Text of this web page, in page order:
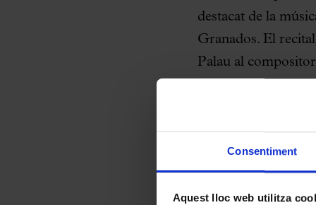
Consentiment
Aquest lloc web utilitza
destacat de la
Granados. El
Palau al
Luis Fernando
concert amb les
“El puerto”,
oferirà la integral